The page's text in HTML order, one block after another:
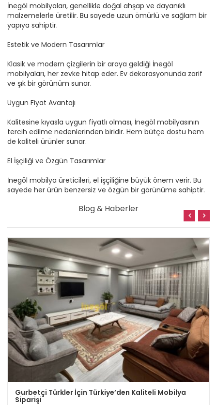
İnegöl mobilyaları, genellikle doğal ahşap ve dayanıklı
malzemelerle üretilir. Bu sayede uzun ömürlü ve sağlam bir
yapıya sahiptir.
Estetik ve Modern Tasarımlar
Klasik ve modern çizgilerin bir araya geldiği İnegöl
mobilyaları, her zevke hitap eder. Ev dekorasyonunda zarif
ve şık bir görünüm sunar.
Uygun Fiyat Avantajı
Kalitesine kıyasla uygun fiyatlı olması, İnegöl mobilyasının
tercih edilme nedenlerinden biridir. Hem bütçe dostu hem
de kaliteli ürünler sunar.
El İşçiliği ve Özgün Tasarımlar
İnegöl mobilya üreticileri, el işçiliğine büyük önem verir. Bu
sayede her ürün benzersiz ve özgün bir görünüme sahiptir.
Blog & Haberler
Gurbetçi Türkler İçin Türkiye’den Kaliteli Mobilya
Siparişi